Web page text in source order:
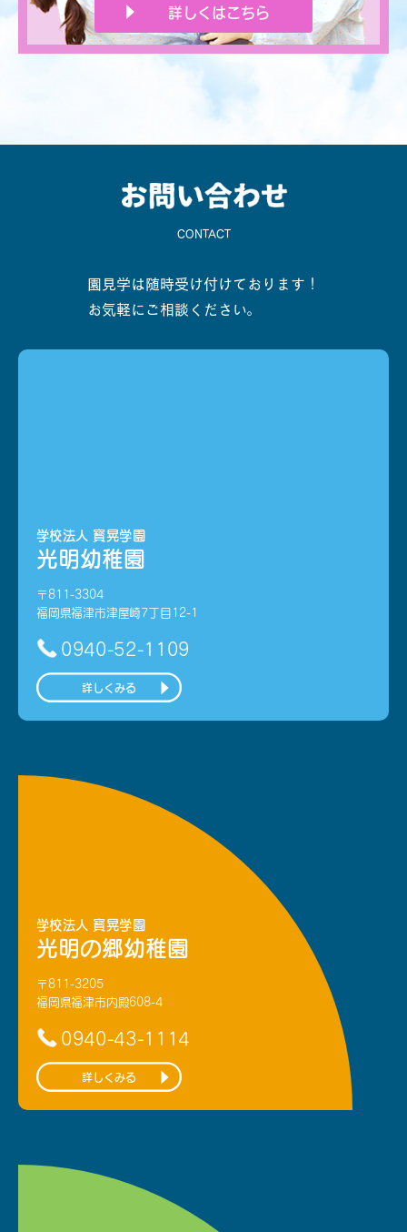
詳しくはこちら
CONTACT
園見学は随時受け付けております！
お気軽にご相談ください。
学校法人 寳晃学園
光明幼稚園
〒811-3304
福岡県福津市津屋崎7丁目12-1
0940-52-1109
詳しくみる
学校法人 寳晃学園
光明の郷幼稚園
〒811-3205
福岡県福津市内殿608-4
0940-43-1114
詳しくみる